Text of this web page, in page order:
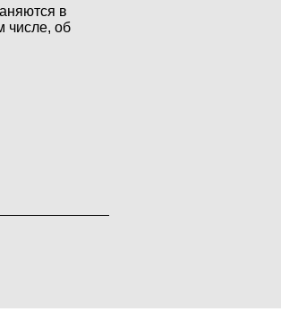
в
числе, об